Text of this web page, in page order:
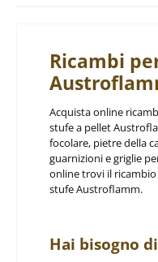
Ricambi
Acquista online
stufe a pellet
focolare, pietre della
guarnizioni e griglie
online trovi il
stufe Austroflamm.
Hai bisogno